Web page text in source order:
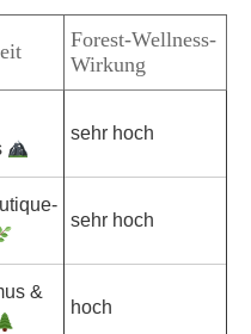
Forest-Wellness-
Wirkung
sehr hoch
sehr hoch
&
hoch